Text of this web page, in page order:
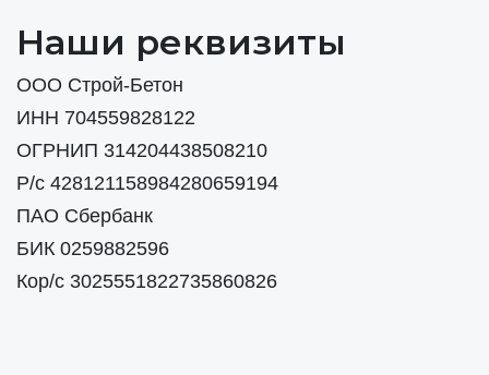
Наши реквизиты
ООО Строй-Бетон
ИНН 704559828122
ОГРНИП 314204438508210
Р/с 428121158984280659194
ПАО Сбербанк
БИК 0259882596
Кор/с 3025551822735860826